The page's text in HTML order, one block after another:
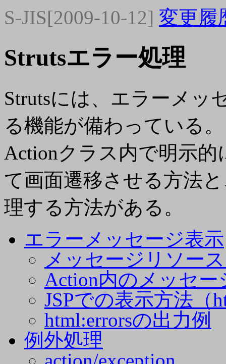
S-JIS[2009-10-12] 変更履
Strutsエラー処理
Strutsには、エラーメッ
る機能が備わっている。
Actionクラス内で明示
て画面遷移させる方法
理する方法がある。
エラーメッセージ表示
メッセージリソー
Action内のメッセー
JSPでの表示方法（
html:errorsの出力例
例外処理